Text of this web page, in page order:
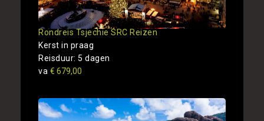
Rondreis Tsjechie SRC Reizen
Kerst in praag
Reisduur: 5 dagen
va € 679,00